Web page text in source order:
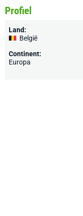
Profiel
Land:
België
Continent:
Europa